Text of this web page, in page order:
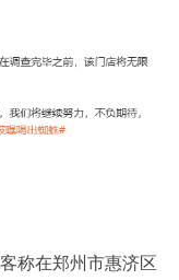
称在郑州市惠济区